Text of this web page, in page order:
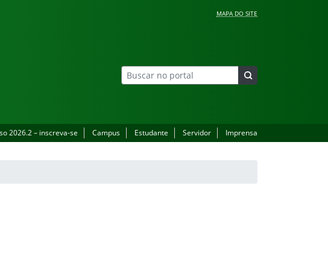
MAPA DO SITE
2026.2 – inscreva-se Campus Estudante Servidor Imprensa